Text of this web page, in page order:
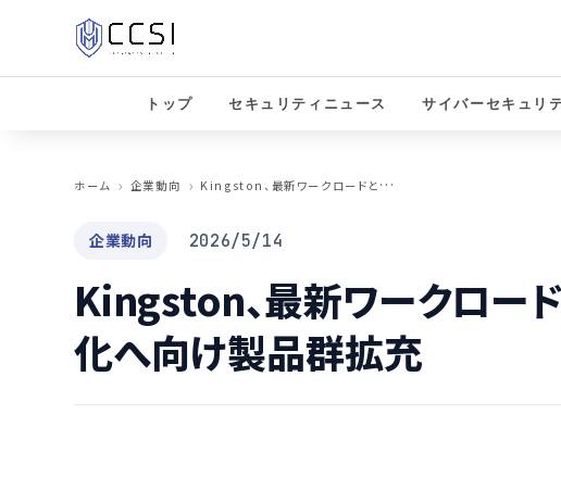
トップ セキュリティニュース サイバーセキュリ
ホーム
企業動向 K
ingston、最新ワークロードとセキュリティ強化へ向け製品群拡充
企業動向 2026/5/14
Kingston、最新ワークロー
化へ向け製品群拡充